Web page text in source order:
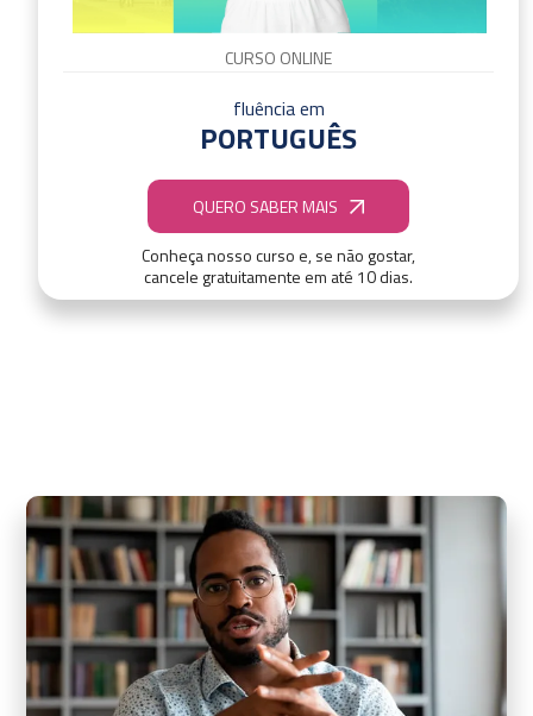
CURSO ONLINE
fluência em
PORTUGUÊS
QUERO SABER MAIS
Conheça nosso curso e, se não gostar,
cancele gratuitamente em até 10 dias.